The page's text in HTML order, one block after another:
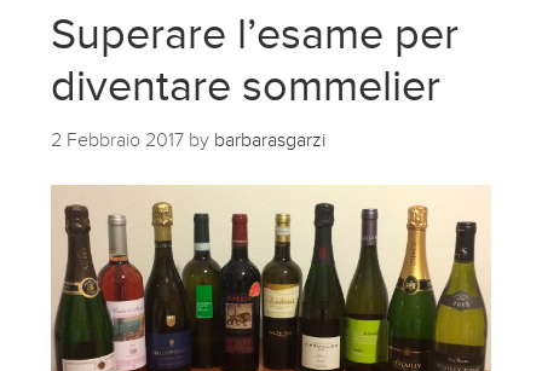
Superare l’esame per
diventare sommelier
2 Febbraio 2017 by barbarasgarzi